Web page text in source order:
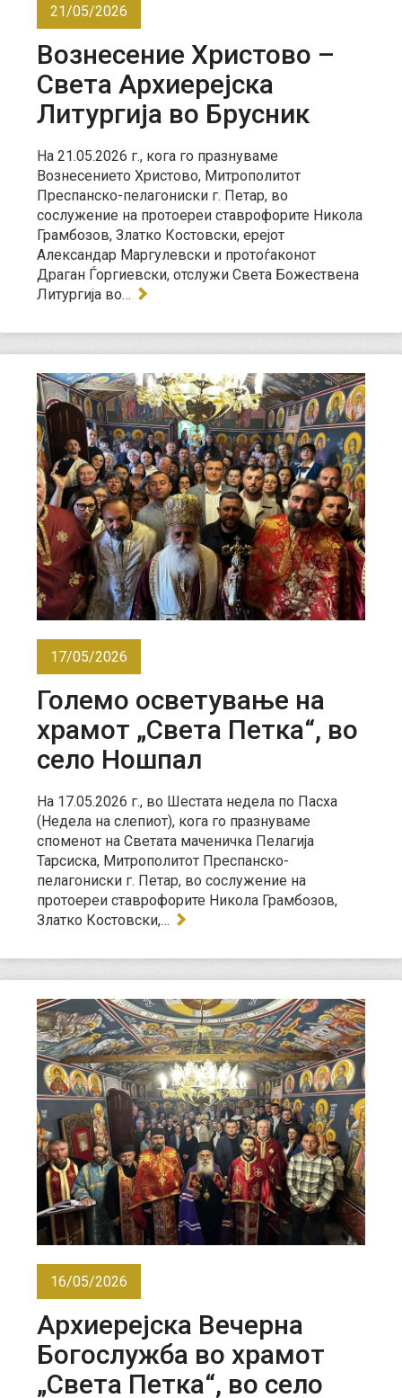
21/05/2026
Вознесение Христово –
Света Архиерејска
Литургија во Брусник
На 21.05.2026 г., кога го празнуваме
Вознесението Христово, Митрополитот
Преспанско-пелагониски г. Петар, во
сослужение на протоереи ставрофорите Никола
Грамбозов, Златко Костовски, ерејот
Александар Маргулевски и протоѓаконот
Драган Ѓоргиевски, отслужи Света Божествена
Литургија во…
17/05/2026
Големо осветување на
храмот „Света Петка“, во
село Ношпал
На 17.05.2026 г., во Шестата недела по Пасха
(Недела на слепиот), кога го празнуваме
споменот на Светата маченичка Пелагија
Тарсиска, Митрополитот Преспанско-
пелагониски г. Петар, во сослужение на
протоереи ставрофорите Никола Грамбозов,
Златко Костовски,…
16/05/2026
Архиерејска Вечерна
Богослужба во храмот
„Света Петка“, во село